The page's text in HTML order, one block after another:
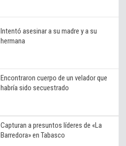
Intentó asesinar a su madre y a su
hermana
Encontraron cuerpo de un velador que
habría sido secuestrado
Capturan a presuntos líderes de «La
Barredora» en Tabasco